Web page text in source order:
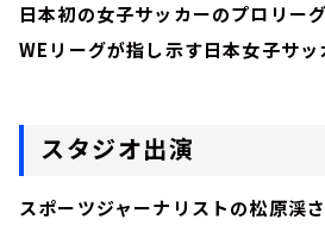
日本初の女子サッカーのプロリーグ
WEリーグが指し示す日本女子サッ
スタジオ出演
スポーツジャーナリストの松原渓